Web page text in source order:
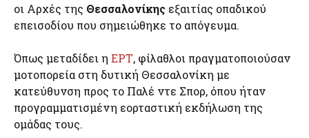
οι Αρχές της Θεσσαλονίκης εξαιτίας οπαδικού
επεισοδίου που σημειώθηκε το απόγευμα.
Όπως μεταδίδει η ΕΡΤ, φίλαθλοι πραγματοποιούσαν
μοτοπορεία στη δυτική Θεσσαλονίκη με
κατεύθυνση προς το Παλέ ντε Σπορ, όπου ήταν
προγραμματισμένη εορταστική εκδήλωση της
ομάδας τους.